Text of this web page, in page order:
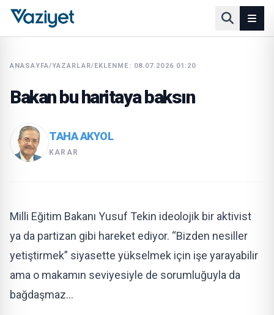
ANASAYFA/YAZARLAR/EKLENME: 08.07.2026 01:20
Bakan bu haritaya baksın
TAHA AKYOL
KARAR
Milli Eğitim Bakanı Yusuf Tekin ideolojik bir aktivist
ya da partizan gibi hareket ediyor. “Bizden nesiller
yetiştirmek” siyasette yükselmek için işe yarayabilir
ama o makamın seviyesiyle de sorumluğuyla da
bağdaşmaz…